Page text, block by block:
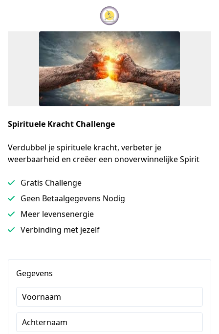
Spirituele Kracht Challenge
Verdubbel je spirituele kracht, verbeter je
weerbaarheid en creëer een onoverwinnelijke Spirit
Gratis Challenge
Geen Betaalgegevens Nodig
Meer levensenergie
Verbinding met jezelf
Gegevens
Voornaam
Achternaam